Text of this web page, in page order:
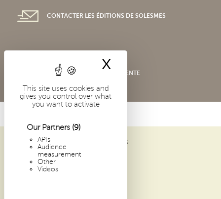
This site uses cookies and
gives you control over what
you want to activate
Our Partners (9)
APIs
Audience
measurement
Other
Videos
X
CONTACTER LES ÉDITIONS DE SOLESMES
CONDITIONS GÉNÉRALES DE VENTE
ABBAYE SAINT-PIERRE DE SOLESMES
1 PLACE DOM GUÉRANGER
72 300 SOLESMES